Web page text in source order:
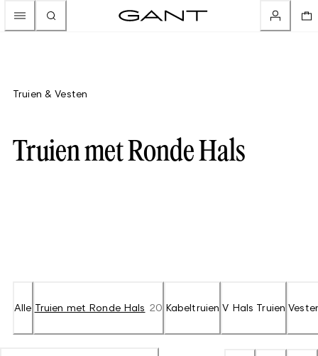
Truien & Vesten
Truien met Ronde Hals
Alle Truien met Ronde Hals 20 Kabeltruien V Hals Truien